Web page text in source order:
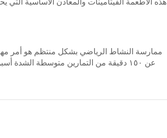
ممارسة النشاط الرياضي بشكل منتظم هو أمر
عن ١٥٠ دقيقة من التمارين متوسطة